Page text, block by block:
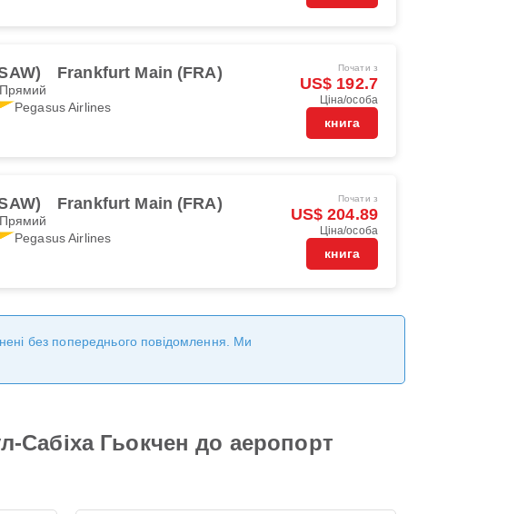
Frankfurt Main (FRA)
Pegasus Airlines
Почати з
US$ 192.7
Ціна/особа
книга
Frankfurt Main (FRA)
Pegasus Airlines
Почати з
US$ 204.89
Ціна/особа
книга
без попереднього повідомлення. Ми
Сабіха Гьокчен до аеропорт